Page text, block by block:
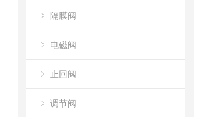
隔膜阀
电磁阀
止回阀
调节阀